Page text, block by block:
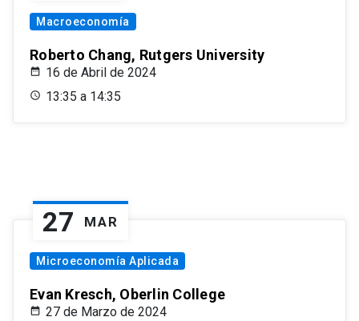
Macroeconomía
Roberto Chang, Rutgers University
16 de Abril de 2024
13:35 a 14:35
27 MAR
Microeconomía Aplicada
Evan Kresch, Oberlin College
27 de Marzo de 2024